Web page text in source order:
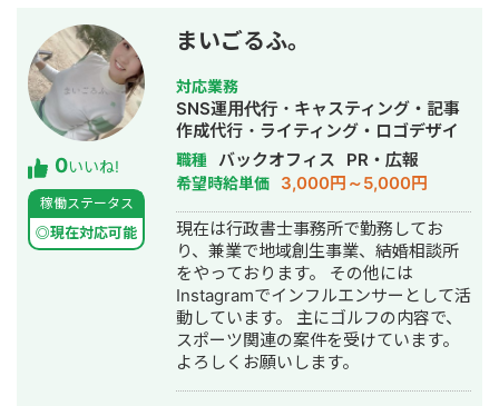
生の時に秘書を専攻しましたので秘書
士を取得しました。 また事務系だと人
事や総務の経験もあり、給与計算の経
験もあります。( SAP使用)
0いいね!
稼働ステータス
◎現在対応可能
まいごるふ。
対応業務
SNS運用代行・キャスティング・記事
作成代行・ライティング・ロゴデザイ
ン・作成
職種 バックオフィス PR・広報
希望時給単価 3,000円～5,000円
現在は行政書士事務所で勤務してお
り、兼業で地域創生事業、結婚相談所
をやっております。 その他には
Instagramでインフルエンサーとして活
動しています。 主にゴルフの内容で、
スポーツ関連の案件を受けています。
よろしくお願いします。